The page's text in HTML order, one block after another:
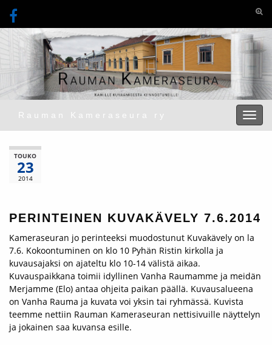
Rauman Kameraseura ry
TOUKO
23
2014
PERINTEINEN KUVAKÄVELY 7.6.2014
Kameraseuran jo perinteeksi muodostunut Kuvakävely on la
7.6. Kokoontuminen on klo 10 Pyhän Ristin kirkolla ja
kuvausajaksi on ajateltu klo 10-14 välistä aikaa.
Kuvauspaikkana toimii idyllinen Vanha Raumamme ja meidän
Merjamme (Elo) antaa ohjeita paikan päällä. Kuvausalueena
on Vanha Rauma ja kuvata voi yksin tai ryhmässä. Kuvista
teemme nettiin Rauman Kameraseuran nettisivuille näyttelyn
ja jokainen saa kuvansa esille.